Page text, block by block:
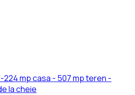
224 mp casa - 507 mp teren -
la cheie